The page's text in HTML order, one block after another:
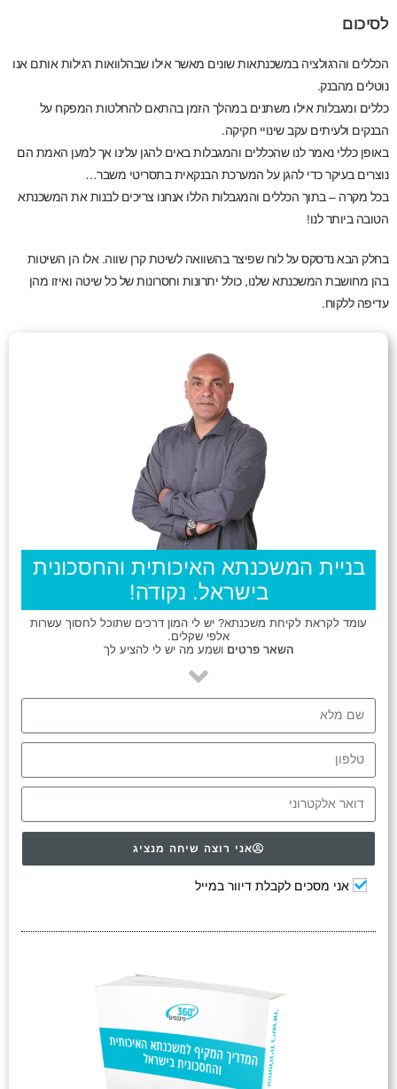
לסיכום
הכללים והרגולציה במשכנתאות שונים מאשר אילו שבהלוואות רגילות אותם אנו
נוטלים מהבנק.
כללים ומגבלות אילו משתנים במהלך הזמן בהתאם להחלטות המפקח על
הבנקים ולעיתים עקב שינויי חקיקה.
באופן כללי נאמר לנו שהכללים והמגבלות באים להגן עלינו אך למען האמת הם
נוצרים בעיקר כדי להגן על המערכת הבנקאית בתסריטי משבר…
בכל מקרה – בתוך הכללים והמגבלות הללו אנחנו צריכים לבנות את המשכנתא
הטובה ביותר לנו!
בחלק הבא נדסקס על לוח שפיצר בהשוואה לשיטת קרן שווה. אלו הן השיטות
בהן מחושבת המשכנתא שלנו, כולל יתרונות וחסרונות של כל שיטה ואיזו מהן
עדיפה ללקוח.
בניית המשכנתא האיכותית והחסכונית
בישראל. נקודה!
עומד לקראת לקיחת משכנתא? יש לי המון דרכים שתוכל לחסוך עשרות
אלפי שקלים.
השאר פרטים ושמע מה יש לי להציע לך
אני מסכים לקבלת דיוור במייל
אני רוצה שיחה מנציג